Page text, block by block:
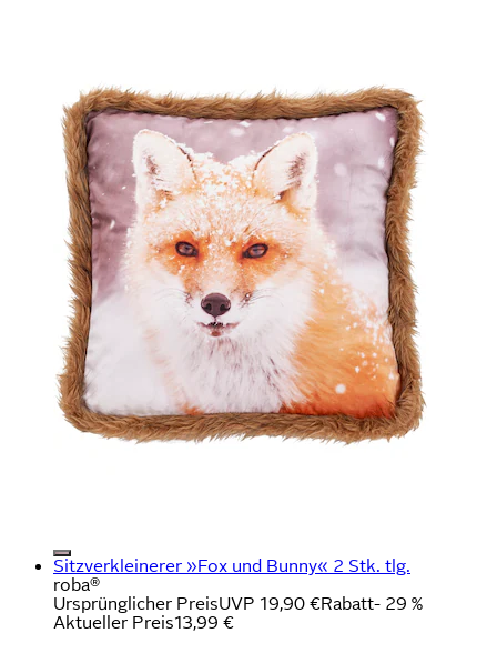
Sitzverkleinerer »Fox und Bunny« 2 Stk. tlg.
roba®
Ursprünglicher PreisUVP 19,90 €Rabatt- 29 %
Aktueller Preis13,99 €